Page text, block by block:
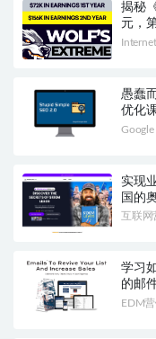
揭秘
元，
入，
愚蠢
优化
Google
实现
国的
务自
互联网
学习
的邮
EDM